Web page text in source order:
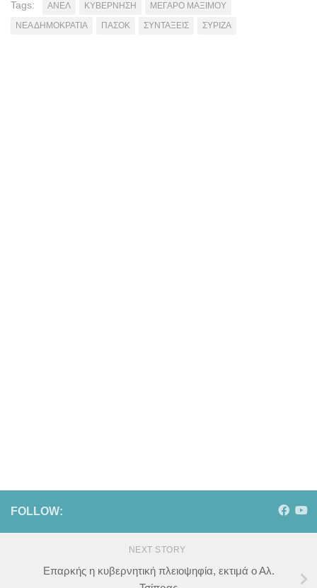
Tags: ΑΝΕΛ ΚΥΒΕΡΝΗΣΗ
ΜΕΓΑΡΟ ΜΑΞΙΜΟΥ
ΝΕΑ ΔΗΜΟΚΡΑΤΙΑ
ΠΑΣΟΚ ΣΥΝΤΑΞΕΙΣ ΣΥΡΙΖΑ
FOLLOW:
NEXT STORY
Επαρκής η κυβερνητική πλειοψηφία, εκτιμά ο Αλ.